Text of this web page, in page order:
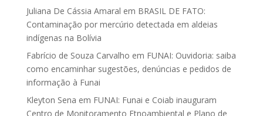
Juliana De Cássia Amaral em BRASIL DE FATO:
Contaminação por mercúrio detectada em aldeias
indígenas na Bolívia
Fabrício de Souza Carvalho em FUNAI: Ouvidoria: saiba
como encaminhar sugestões, denúncias e pedidos de
informação à Funai
Kleyton Sena em FUNAI: Funai e Coiab inauguram
Centro de Monitoramento Etnoambiental e Plano de